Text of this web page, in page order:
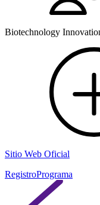
Biotechnology
Sitio Web Oficial
RegistroPrograma